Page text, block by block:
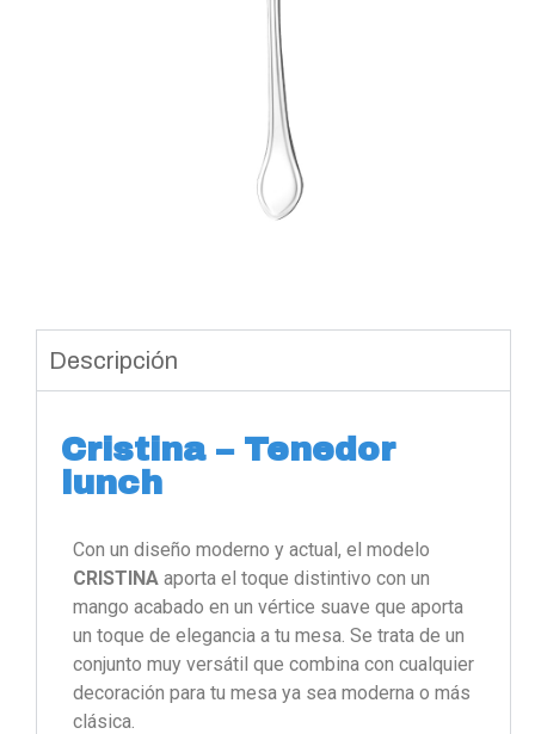
Descripción
Cristina – Tenedor
lunch
Con un diseño moderno y actual, el modelo
CRISTINA aporta el toque distintivo con un
mango acabado en un vértice suave que aporta
un toque de elegancia a tu mesa. Se trata de un
conjunto muy versátil que combina con cualquier
decoración para tu mesa ya sea moderna o más
clásica.